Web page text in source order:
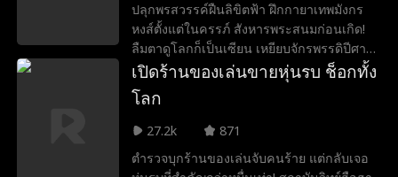
เจี้ยนหยวนคอยกลั่นแกล้งและใส่ร้าย เฉินมัว
จึงไม่ทนอีกต่อไปและใช้ความสามารถโต้กลับ
จนทั้งคู่วอดวาย ระหว่างนั้นความรักปลอมๆ
เริ่มกลายเป็นจริง เฉินมัวไม่พึ่งพาตระกูลซู่ เขา
สร้างธุรกิจของตัวเองจนรุ่งโรจน์ ทั้งยังช่วยกู้
และการยอมรับมาครอง ส่วนคนชั่วก็ได้รับผล
กรรมอย่างสาสม
ปลุกพรสวรรค์ฝืนลิขิตฟ้า ฝึกกายาเทพมังกร
หงส์ตั้งแต่ในครรภ์ สังหารพระสนมก่อนเกิด!
ลืมตาดูโลกก็เป็นเซียน เหยียบจักรพรรดิปีศาจ
ชกถล่มปรโลก ยิงศรทลายเก้าสวรรค์! ชาตินี้
ข้าจะทำให้ทั่วทั้งใต้หล้าต้องสั่นสะเทือน!
เปิดร้านของเล่นขายหุ่นรบ ช็อกทั้ง
โลก
27.2k
871
ตำรวจบุกร้านของเล่นจับคนร้าย แต่กลับเจอ